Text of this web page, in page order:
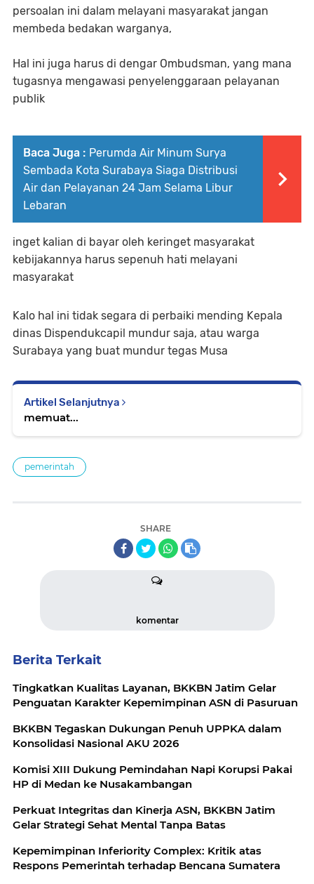
persoalan ini dalam melayani masyarakat jangan
membeda bedakan warganya,
Hal ini juga harus di dengar Ombudsman, yang mana
tugasnya mengawasi penyelenggaraan pelayanan
publik
Baca Juga : Perumda Air Minum Surya
Sembada Kota Surabaya Siaga Distribusi
Air dan Pelayanan 24 Jam Selama Libur
Lebaran
inget kalian di bayar oleh keringet masyarakat
kebijakannya harus sepenuh hati melayani
masyarakat
Kalo hal ini tidak segara di perbaiki mending Kepala
dinas Dispendukcapil mundur saja, atau warga
Surabaya yang buat mundur tegas Musa
Artikel Selanjutnya
memuat...
pemerintah
SHARE
komentar
Berita Terkait
Tingkatkan Kualitas Layanan, BKKBN Jatim Gelar
Penguatan Karakter Kepemimpinan ASN di Pasuruan
BKKBN Tegaskan Dukungan Penuh UPPKA dalam
Konsolidasi Nasional AKU 2026
Komisi XIII Dukung Pemindahan Napi Korupsi Pakai
HP di Medan ke Nusakambangan
Perkuat Integritas dan Kinerja ASN, BKKBN Jatim
Gelar Strategi Sehat Mental Tanpa Batas
Kepemimpinan Inferiority Complex: Kritik atas
Respons Pemerintah terhadap Bencana Sumatera